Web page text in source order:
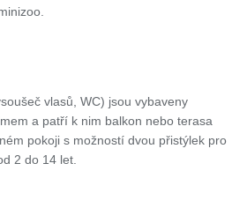
vlasů, WC) jsou vybaveny
a patří k nim balkon nebo terasa
pokoji s možností dvou přistýlek pro
2 do 14 let.